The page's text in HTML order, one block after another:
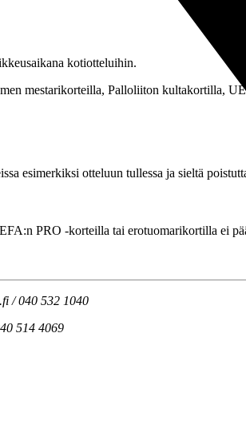
kotiotteluihin.
mestarikorteilla, Palloliiton kultakortilla,
esimerkiksi otteluun tullessa ja sieltä
PRO -korteilla tai erotuomarikortilla ei
/ 040 532 1040
514 4069